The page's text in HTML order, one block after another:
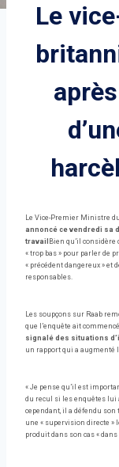
Le
Le Vice-Premier Ministre
annoncé ce vendredi sa
travail Bien qu’il
« trop ​​bas » pour parler de
« précédent dangereux » et
responsables.
Les soupçons sur Raab
que l’enquête ait
signalé des situations
un rapport qui a augmenté
« Je pense qu’il est
du recul si les enquêtes lui
cependant, il a défendu
une « supervision directe »
produit dans son cas «